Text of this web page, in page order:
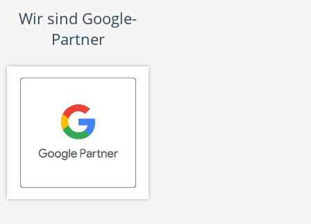
Wir sind Google-
Partner